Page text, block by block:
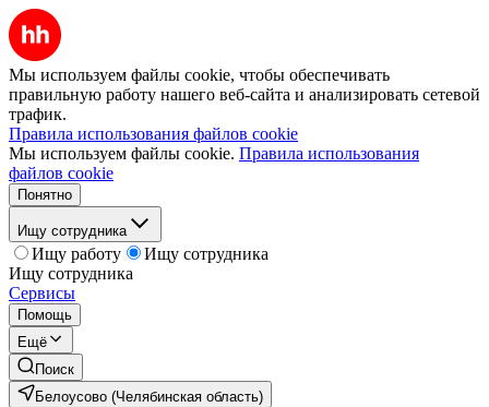
Мы используем файлы cookie, чтобы обеспечивать
правильную работу нашего веб-сайта и анализировать сетевой
трафик.
Правила использования файлов cookie
Мы используем файлы cookie. Правила использования
файлов cookie
Понятно
Ищу сотрудника
Ищу работу
Ищу сотрудника
Ищу сотрудника
Сервисы
Помощь
Ещё
Поиск
Белоусово (Челябинская область)